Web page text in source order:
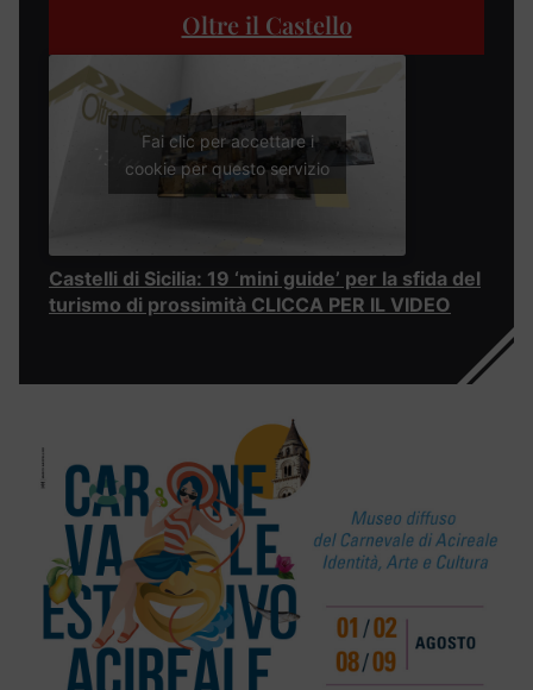
Oltre il Castello
Fai clic per accettare i
cookie per questo servizio
Castelli di Sicilia: 19 ‘mini guide’ per la sfida del
turismo di prossimità CLICCA PER IL VIDEO